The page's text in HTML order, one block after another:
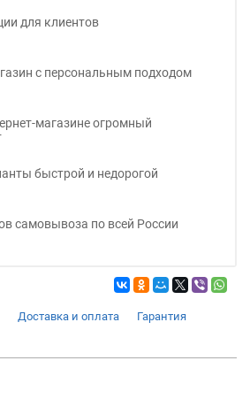
для клиентов
с персональным подходом
магазине огромный
быстрой и недорогой
самовывоза по всей России
Доставка и оплата Гарантия